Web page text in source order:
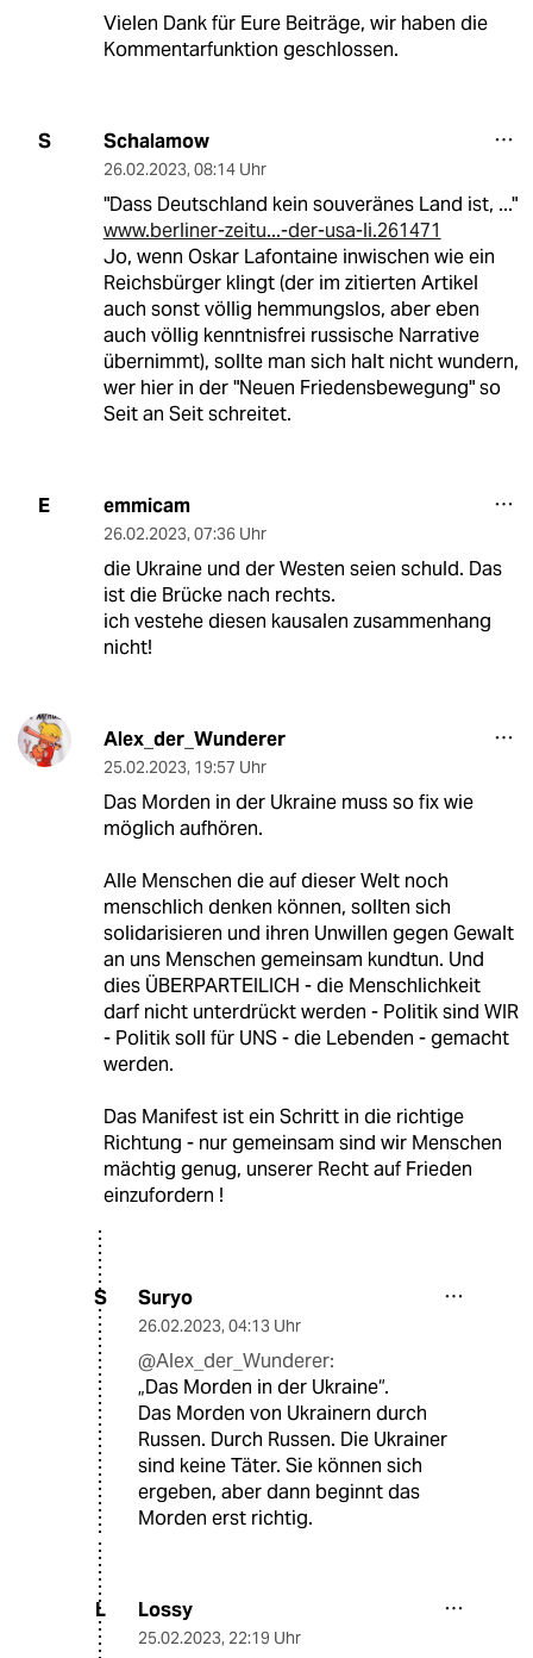
Vielen Dank für Eure Beiträge, wir haben die
Kommentarfunktion geschlossen.
S Schalamow
26.02.2023, 08:14 Uhr
"Dass Deutschland kein souveränes Land ist, ..."
www.berliner-zeitu...-der-usa-li.261471
Jo, wenn Oskar Lafontaine inwischen wie ein
Reichsbürger klingt (der im zitierten Artikel
auch sonst völlig hemmungslos, aber eben
auch völlig kenntnisfrei russische Narrative
übernimmt), sollte man sich halt nicht wundern,
wer hier in der "Neuen Friedensbewegung" so
Seit an Seit schreitet.
E emmicam
26.02.2023, 07:36 Uhr
die Ukraine und der Westen seien schuld. Das
ist die Brücke nach rechts.
ich vestehe diesen kausalen zusammenhang
nicht!
Alex_der_Wunderer
25.02.2023, 19:57 Uhr
Das Morden in der Ukraine muss so fix wie
möglich aufhören.
Alle Menschen die auf dieser Welt noch
menschlich denken können, sollten sich
solidarisieren und ihren Unwillen gegen Gewalt
an uns Menschen gemeinsam kundtun. Und
dies ÜBERPARTEILICH - die Menschlichkeit
darf nicht unterdrückt werden - Politik sind WIR
- Politik soll für UNS - die Lebenden - gemacht
werden.
Das Manifest ist ein Schritt in die richtige
Richtung - nur gemeinsam sind wir Menschen
mächtig genug, unserer Recht auf Frieden
einzufordern !
S Suryo
26.02.2023, 04:13 Uhr
@Alex_der_Wunderer:
„Das Morden in der Ukraine“.
Das Morden von Ukrainern durch
Russen. Durch Russen. Die Ukrainer
sind keine Täter. Sie können sich
ergeben, aber dann beginnt das
Morden erst richtig.
L Lossy
25.02.2023, 22:19 Uhr